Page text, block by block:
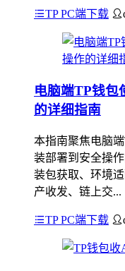
TP PC端下载
电脑端TP钱包
的详细指南
本指南聚焦电脑
装部署到安全操
装包获取、环境
产收发、链上交...
TP PC端下载